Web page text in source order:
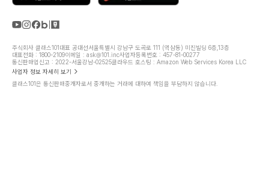
주식회사 클래스101 대표 공대선서울특별시 강남구 도곡로 111 (역삼동) 미진빌딩 6층,13층
대표전화 : 1800-2109이메일 : ask@101.inc사업자등록번호 : 457-81-00277
통신판매업신고 : 2022-서울강남-02525클라우드 호스팅 : Amazon Web Services Korea LLC
사업자 정보 자세히 보기
클래스101은 통신판매중개자로서 중개하는 거래에 대하여 책임을 부담하지 않습니다.